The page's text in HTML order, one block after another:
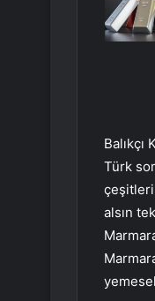
Türk
çeşitleri
alsın